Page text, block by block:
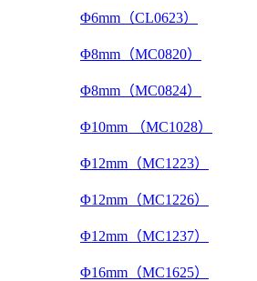
Φ6mm（CL0623）
Φ8mm（MC0820）
Φ8mm（MC0824）
Φ10mm （MC1028）
Φ12mm（MC1223）
Φ12mm（MC1226）
Φ12mm（MC1237）
Φ16mm（MC1625）